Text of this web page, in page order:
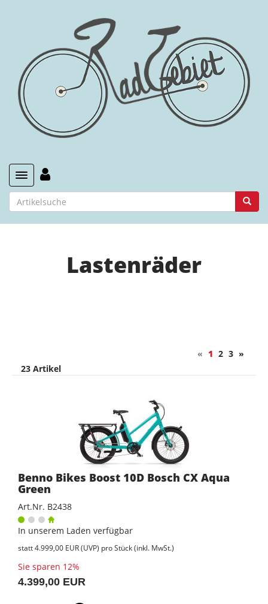
Toggle navigation
Lastenräder
« 1 2 3 »
23 Artikel
Benno Bikes Boost 10D Bosch CX Aqua
Green
Art.Nr. B2438
In unserem Laden verfügbar
statt4.999,00 EUR(UVP) pro Stück (inkl. MwSt.)
Sie sparen 12%
4.399,00 EUR